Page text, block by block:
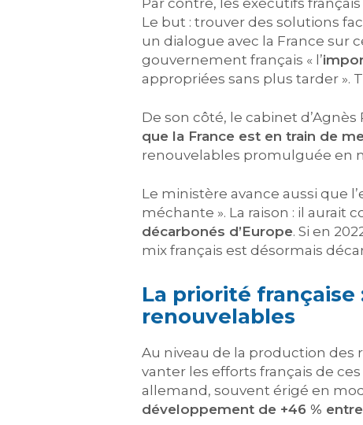
Par contre, les exécutifs
Le but : trouver des solutions
un dialogue avec la France sur
gouvernement français « l’
appropriées sans plus tarder ».
De son côté, le cabinet
que la France est en train de
renouvelables promulguée en
Le ministère avance aussi que
méchante ». La raison : il aurait
décarbonés d’Europe. Si en
mix français est désormais
La priorité
renouvelables
Au niveau de la production des
vanter les efforts français de
allemand, souvent érigé en
développement de +46 %